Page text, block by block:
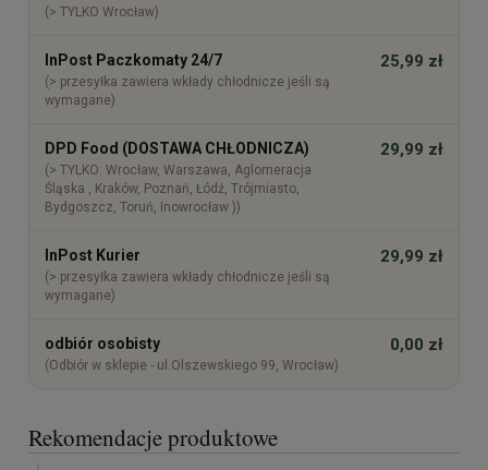
(> TYLKO Wrocław)
InPost Paczkomaty 24/7
(> przesyłka zawiera wkłady chłodnicze jeśli są
wymagane)
25,99 zł
DPD Food (DOSTAWA CHŁODNICZA)
(> TYLKO: Wrocław, Warszawa, Aglomeracja
Śląska , Kraków, Poznań, Łódź, Trójmiasto,
Bydgoszcz, Toruń, Inowrocław ))
29,99 zł
InPost Kurier
(> przesyłka zawiera wkłady chłodnicze jeśli są
wymagane)
29,99 zł
odbiór osobisty
(Odbiór w sklepie - ul.Olszewskiego 99, Wrocław)
0,00 zł
Rekomendacje produktowe